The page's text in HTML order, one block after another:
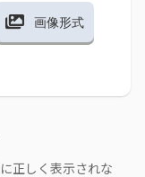
画像形式
正しく表示されな